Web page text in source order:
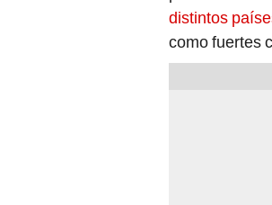
distintos
como fuertes